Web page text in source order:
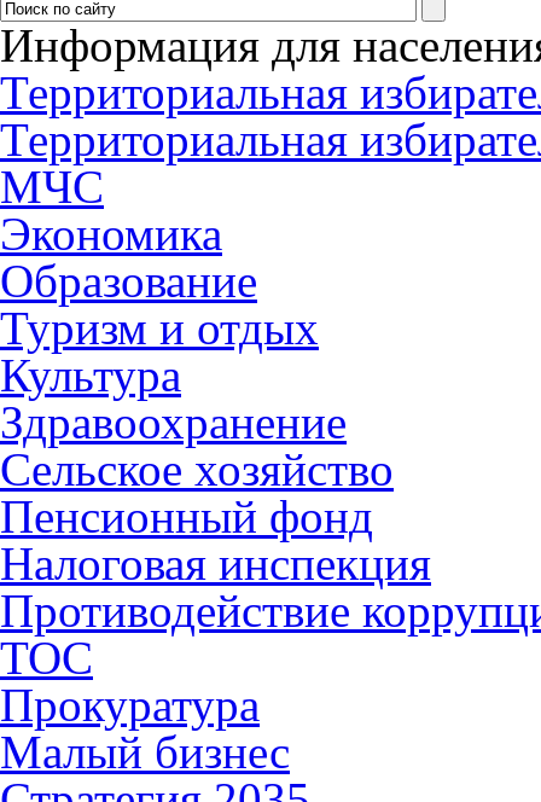
Информация для
Территориальная
Территориальная
МЧС
Экономика
Образование
Туризм и отдых
Культура
Здравоохранение
Сельское хозяйство
Пенсионный фонд
Налоговая инспекция
Противодействие
ТОС
Прокуратура
Малый бизнес